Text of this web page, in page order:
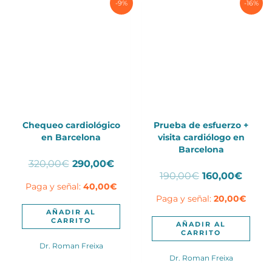
-9%
Chequeo cardiológico
en Barcelona
320,00€ El
original
era:
320,00€.
290,00€El
actual
es:
290,00€.
Paga y señal: 40,00€
AÑADIR AL
CARRITO
Dr. Roman Freixa
-16%
Prueba de esfuerzo +
visita cardiólogo en
Barcelona
190,00€ El
original
era:
190,00€.
160,00€El
es:
Paga y señal: 20,00€
AÑADIR AL
CARRITO
Dr. Roman Freixa